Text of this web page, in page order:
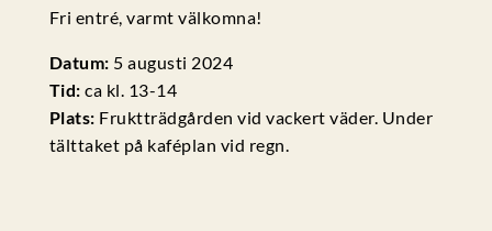
Fri entré, varmt välkomna!
Datum: 5 augusti 2024
Tid: ca kl. 13-14
Plats: Fruktträdgården vid vackert väder. Under
tälttaket på kaféplan vid regn.